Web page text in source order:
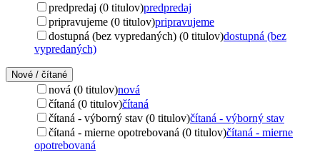
predpredaj (0 titulov)predpredaj
pripravujeme (0 titulov)pripravujeme
dostupná (bez vypredaných) (0 titulov)dostupná (bez
vypredaných)
Nové / čítané
nová (0 titulov)nová
čítaná (0 titulov)čítaná
čítaná - výborný stav (0 titulov)čítaná - výborný stav
čítaná - mierne opotrebovaná (0 titulov)čítaná - mierne
opotrebovaná